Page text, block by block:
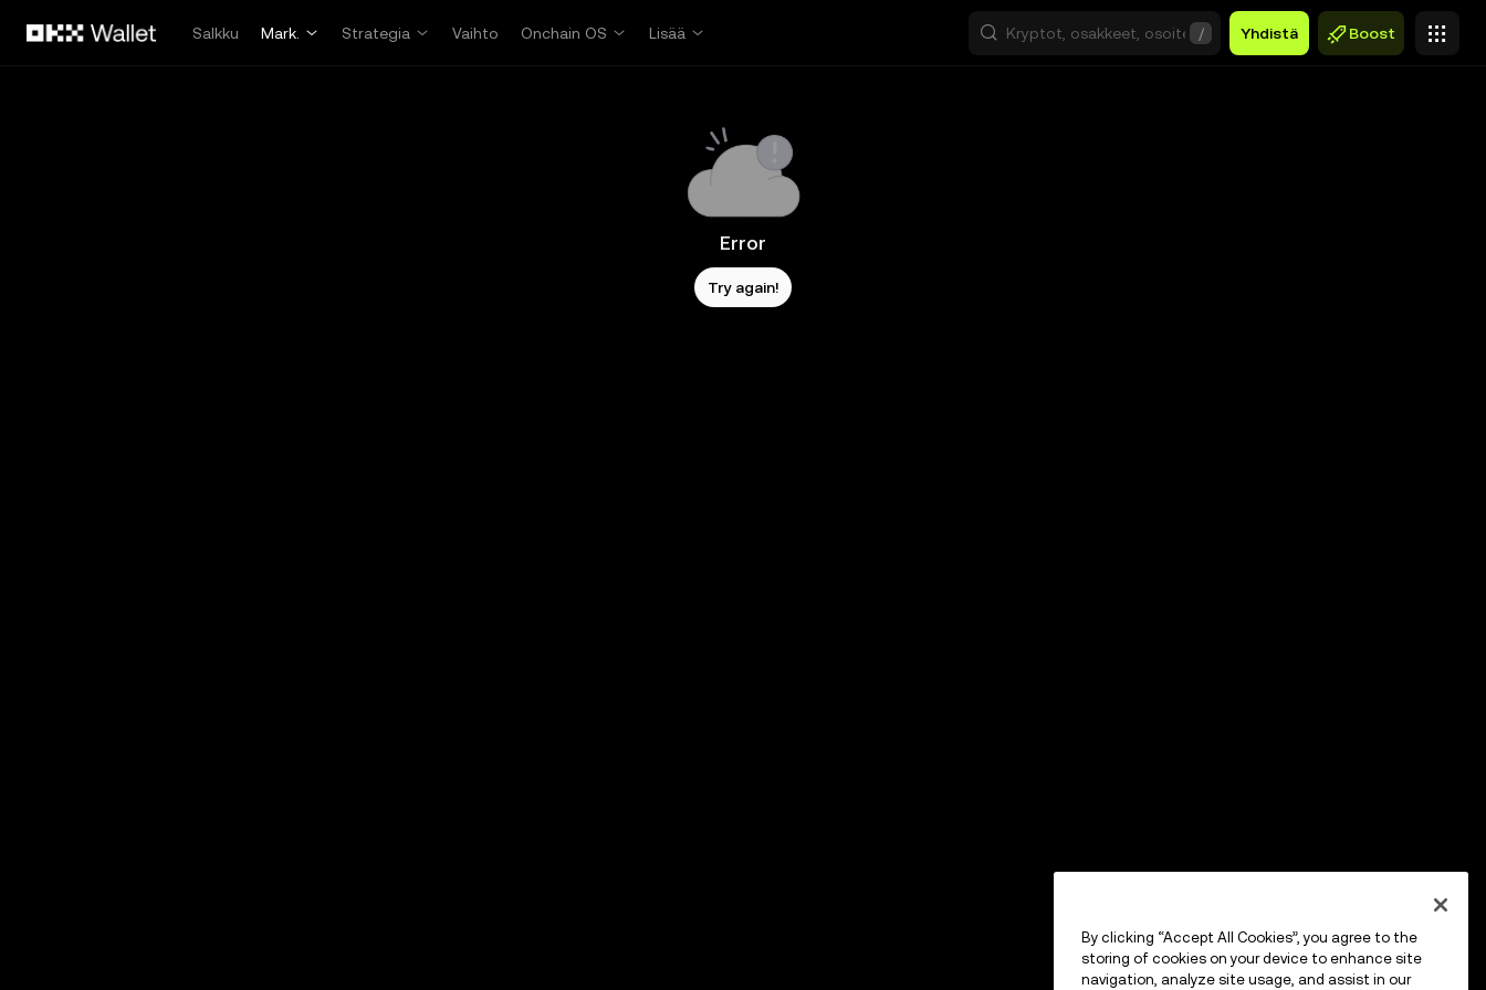
Salkku
Mark. Strategia Vaihto Onchain OS Lisää / Yhdistä Boost
Error
Try again!
By clicking “Accept All Cookies”, you agree to the
storing of cookies on your device to enhance site
navigation, analyze site usage, and assist in our